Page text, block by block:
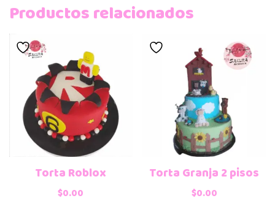
Productos relacionados
Torta Roblox
$0.00
Torta Granja 2 pisos
$0.00